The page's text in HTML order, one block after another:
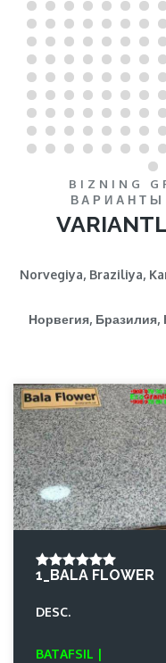
BIZNING
Norvegiya, Braziliya,
Норвегия,
1_BALA FLOWER
DESC.
BATAFSIL |